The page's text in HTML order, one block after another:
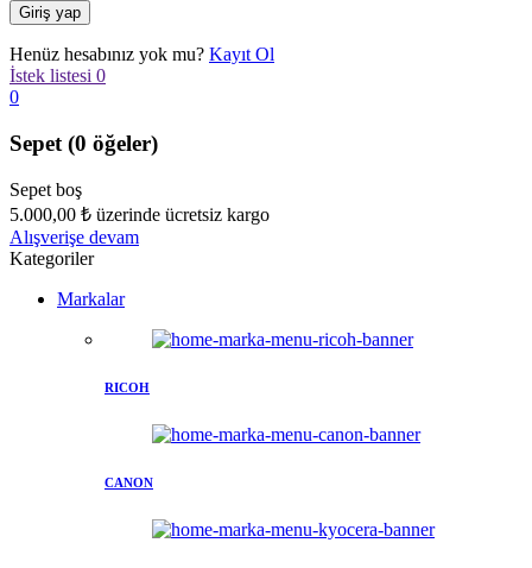
Henüz hesabınız yok mu? Kayıt Ol
İstek listesi 0
0
Sepet (0 öğeler)
Sepet boş
5.000,00 ₺ üzerinde ücretsiz kargo
Alışverişe devam
Kategoriler
Markalar
RICOH
CANON